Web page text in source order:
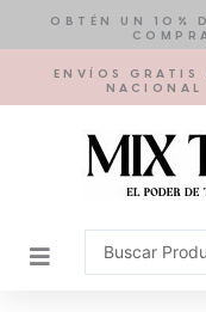
contenido
OBTÉN UN 10%
ENVÍOS
NACIONAL
Search
...